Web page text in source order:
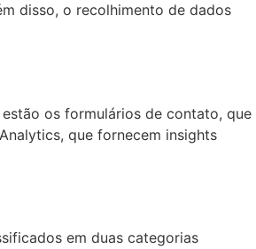
disso, o recolhimento de dados
os formulários de contato, que
que fornecem insights
em duas categorias